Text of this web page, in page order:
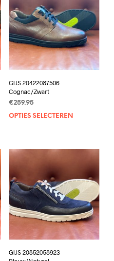
Dit
meerdere
variaties.
Deze
optie
kan
gekozen
worden
op
productpagina
GIJS 20422087506
Cognac/Zwart
€259.95
OPTIES SELECTEREN
kan
de
GIJS 20852058923